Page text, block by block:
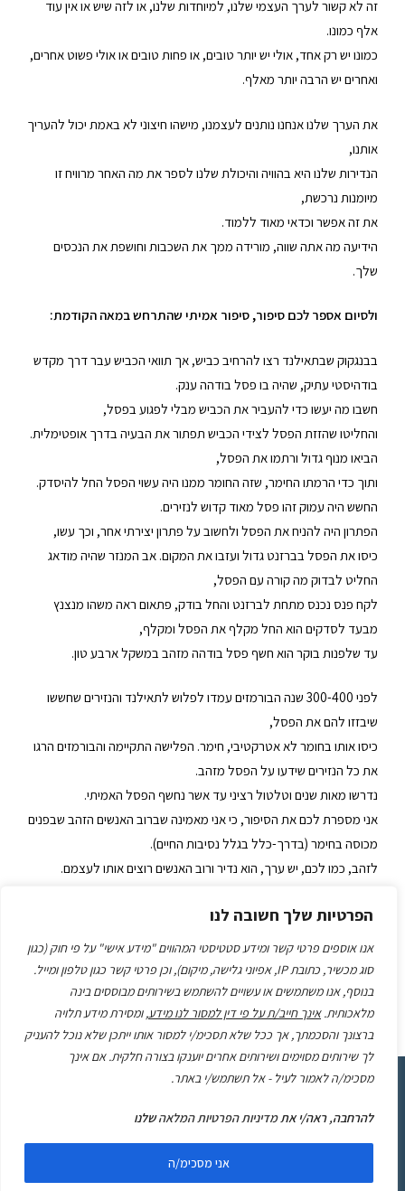
הפרטיות שלך חשובה לנו
אנו אוספים פרטי קשר ומידע סטטיסטי המהווים "מידע אישי" על פי חוק (כגון
סוג מכשיר, כתובת IP, אפיוני גלישה, מיקום), וכן פרטי קשר כגון טלפון ומייל.
בנוסף, אנו משתמשים או עשויים להשתמש בשירותים מבוססים בינה
מלאכותית.אינך חייב/ת על פי דין למסור לנו מידע, ומסירת מידע תלויה
ברצונך והסכמתך, אך ככל שלא תסכימ/י למסור אותו ייתכן שלא נוכל להעניק
לך שירותים מסוימים ושירותים אחרים יוענקו בצורה חלקית. אם אינך
מסכימ/ה לאמור לעיל - אל תשתמש/י באתר.
להרחבה, ראה/י אתמדיניות הפרטיות המלאהשלנו
אני מסכימ/ה
זה לא קשור לערך העצמי שלנו, למיוחדות שלנו, או לזה שיש או אין עוד
אלף כמונו.
כמונו יש רק אחד, אולי יש יותר טובים, או פחות טובים או אולי פשוט אחרים,
ואחרים יש הרבה יותר מאלף.
את הערך שלנו אנחנו נותנים לעצמנו, מישהו חיצוני לא באמת יכול להעריך
אותנו,
הנדירות שלנו היא בהוויה והיכולת שלנו לספר את מה האחר מרוויח זו
מיומנות נרכשת,
את זה אפשר וכדאי מאוד ללמוד.
הידיעה מה אתה שווה, מורידה ממך את השכבות וחושפת את הנכסים
שלך.
ולסיום אספר לכם סיפור, סיפור אמיתי שהתרחש במאה הקודמת:
בבנגקוק שבתאילנד רצו להרחיב כביש, אך תוואי הכביש עבר דרך מקדש
בודהיסטי עתיק, שהיה בו פסל בודהה ענק.
חשבו מה יעשו כדי להעביר את הכביש מבלי לפגוע בפסל,
והחליטו שהזזת הפסל לצידי הכביש תפתור את הבעיה בדרך אופטימלית.
הביאו מנוף גדול ורתמו את הפסל,
ותוך כדי הרמתו החימר, שזה החומר ממנו היה עשוי הפסל החל להיסדק.
החשש היה עמוק זהו פסל מאוד קדוש לנזירים.
הפתרון היה להניח את הפסל ולחשוב על פתרון יצירתי אחר, וכך עשו,
כיסו את הפסל בברזנט גדול ועזבו את המקום. אב המנזר שהיה מודאג
החליט לבדוק מה קורה עם הפסל,
לקח פנס נכנס מתחת לברזנט והחל בודק, פתאום ראה משהו מנצנץ
מבעד לסדקים הוא החל מקלף את הפסל ומקלף,
עד שלפנות בוקר הוא חשף פסל בודהה מזהב במשקל ארבע טון.
לפני 300-400 שנה הבורמזים עמדו לפלוש לתאילנד והנזירים שחששו
שיבזזו להם את הפסל,
כיסו אותו בחומר לא אטרקטיבי, חימר. הפלישה התקיימה והבורמזים הרגו
את כל הנזירים שידעו על הפסל מזהב.
נדרשו מאות שנים וטלטול רציני עד אשר נחשף הפסל האמיתי.
אני מספרת לכם את הסיפור, כי אני מאמינה שברוב האנשים הזהב שבפנים
מכוסה בחימר (בדרך-כלל בגלל נסיבות החיים).
לזהב, כמו לכם, יש ערך, הוא נדיר ורוב האנשים רוצים אותו לעצמם.
את המסר החוצה, הפכתם עצמכם למותג.
כדי לחשוף את הזהב החוצה לא חייבים לעבור טלטול רציני. אפשר וכדאי
לברר עוד קודם מה אני מציע לעולם,
מה התמהיל הייחודי שלי וכיצד מישהו אחר יכול להרוויח ממנו, מעביד,
לקוח, בן זוג, משפחה וכדומה.
עכשיו זה הזמן שלך!
משאירים פרטים ומתחילים
להצליח